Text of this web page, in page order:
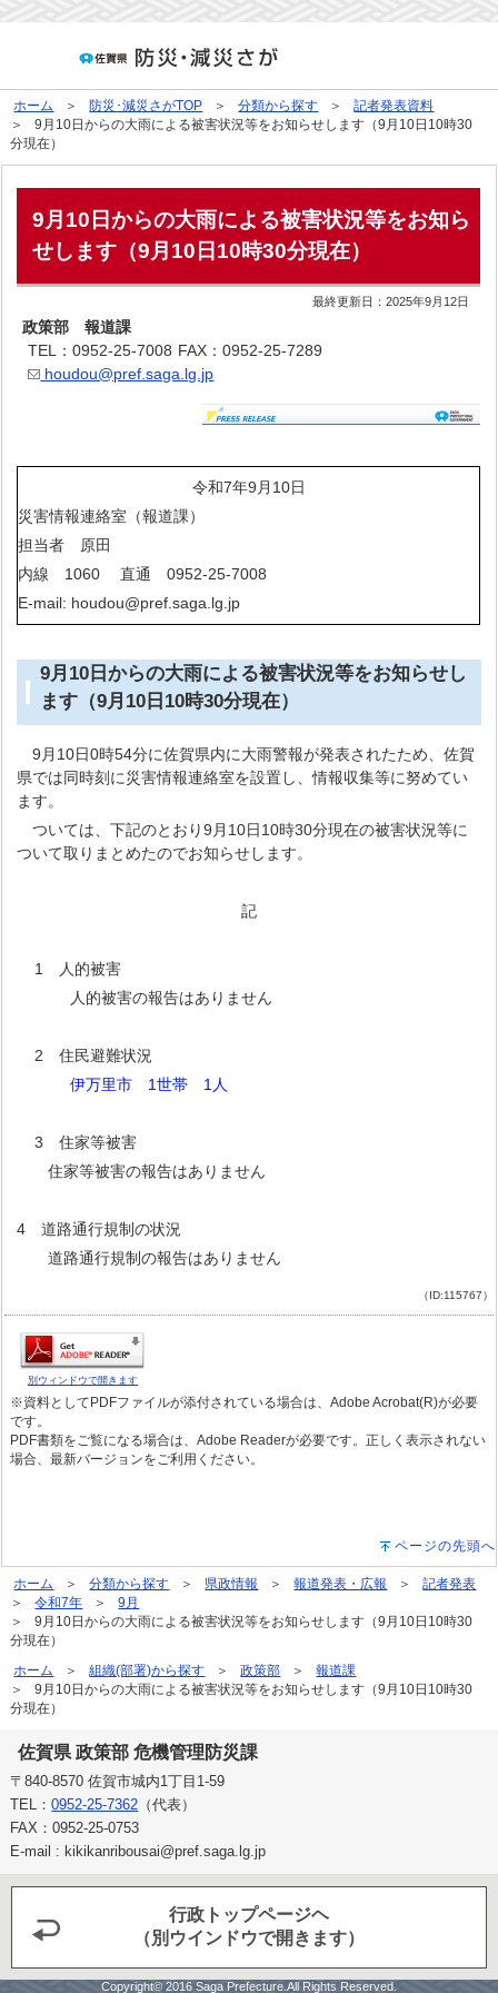
ホーム 防災･減災さがTOP 分類から探す
記者発表資料
9月10日からの大雨による被害状況等をお知らせします（9月10日10時30
分現在）
9月10日からの大雨による被害状況等をお知ら
せします（9月10日10時30分現在）
最終更新日：2025年9月12日
政策部 報道課
TEL：0952-25-7008 FAX：0952-25-7289
houdou@pref.saga.lg.jp
令和7年9月10日
災害情報連絡室（報道課）
担当者 原田
内線 1060 直通 0952-25-7008
E-mail: houdou@pref.saga.lg.jp
9月10日からの大雨による被害状況等をお知らせし
ます（9月10日10時30分現在）
9月10日0時54分に佐賀県内に大雨警報が発表されたため、佐賀
県では同時刻に災害情報連絡室を設置し、情報収集等に努めてい
ます。
ついては、下記のとおり9月10日10時30分現在の被害状況等に
ついて取りまとめたのでお知らせします。
記
1 人的被害
人的被害の報告はありません
2 住民避難状況
伊万里市 1世帯 1人
3 住家等被害
住家等被害の報告はありません
4 道路通行規制の状況
道路通行規制の報告はありません
（ID:115767）
別ウィンドウで開きます
※資料としてPDFファイルが添付されている場合は、Adobe Acrobat(R)が必要
です。
PDF書類をご覧になる場合は、Adobe Readerが必要です。正しく表示されない
場合、最新バージョンをご利用ください。
ページの先頭へ
ホーム 分類から探す 県政情報 報道発表・広報
記者発表
令和7年
9月
9月10日からの大雨による被害状況等をお知らせします（9月10日10時30
分現在）
ホーム
組織(部署)から探す 政策部
報道課
9月10日からの大雨による被害状況等をお知らせします（9月10日10時30
分現在）
佐賀県 政策部 危機管理防災課
〒840-8570 佐賀市城内1丁目1-59
TEL：0952-25-7362 （代表）
FAX：0952-25-0753
E-mail : kikikanribousai@pref.saga.lg.jp
行政トップページヘ
（別ウインドウで開きます）
Copyright© 2016 Saga Prefecture.All Rights Reserved.